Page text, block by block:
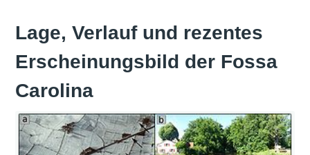
Lage, Verlauf und rezentes
Erscheinungsbild der Fossa
Carolina